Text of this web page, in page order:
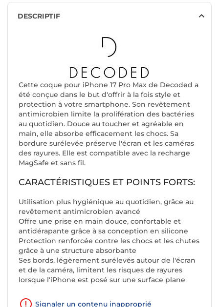
DESCRIPTIF
Cette coque pour iPhone 17 Pro Max de Decoded a
été conçue dans le but d'offrir à la fois style et
protection à votre smartphone. Son revêtement
antimicrobien limite la prolifération des bactéries
au quotidien. Douce au toucher et agréable en
main, elle absorbe efficacement les chocs. Sa
bordure surélevée préserve l'écran et les caméras
des rayures. Elle est compatible avec la recharge
MagSafe et sans fil.
CARACTÉRISTIQUES ET POINTS FORTS:
Utilisation plus hygiénique au quotidien, grâce au
revêtement antimicrobien avancé
Offre une prise en main douce, confortable et
antidérapante grâce à sa conception en silicone
Protection renforcée contre les chocs et les chutes
grâce à une structure absorbante
Ses bords, légèrement surélevés autour de l'écran
et de la caméra, limitent les risques de rayures
lorsque l'iPhone est posé sur une surface plane
Signaler un contenu inapproprié